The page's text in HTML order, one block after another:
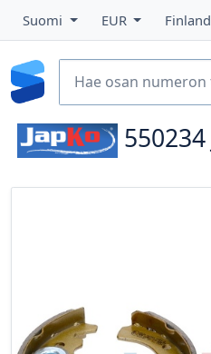
Suomi EUR Finland
550234